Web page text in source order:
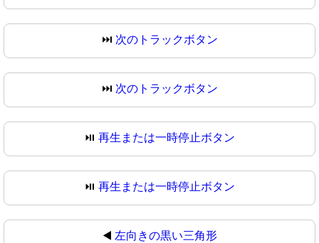
⏭️ 次のトラックボタン
⏭ 次のトラックボタン
⏯️ 再生または一時停止ボタン
⏯ 再生または一時停止ボタン
◀️ 左向きの黒い三角形